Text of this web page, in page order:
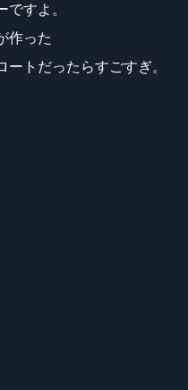
すよ。
作った
トだったらすごすぎ。